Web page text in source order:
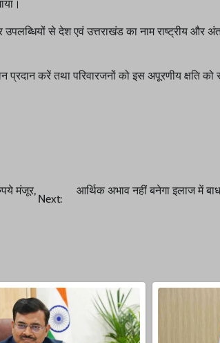
से देश एवं उत्तराखंड का नाम राष्ट्रीय और
प्रदान करें तथा परिवारजनों को इस अपूरणीय क्षति
मंजूर,
Next:
आर्थिक अभाव नहीं बनेगा इलाज में